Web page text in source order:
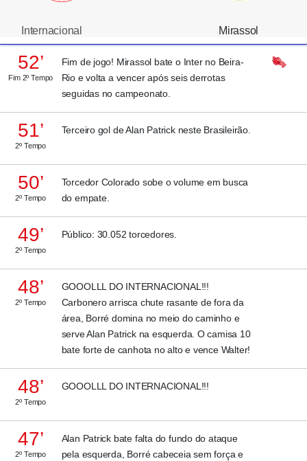
Internacional Mirassol
52’
Fim 2º Tempo
Fim de jogo! Mirassol bate o Inter no Beira-
Rio e volta a vencer após seis derrotas
seguidas no campeonato.
51’
2º Tempo
Terceiro gol de Alan Patrick neste Brasileirão.
50’
2º Tempo
Torcedor Colorado sobe o volume em busca
do empate.
49’
2º Tempo
Público: 30.052 torcedores.
48’
2º Tempo
GOOOLLL DO INTERNACIONAL!!!
Carbonero arrisca chute rasante de fora da
área, Borré domina no meio do caminho e
serve Alan Patrick na esquerda. O camisa 10
bate forte de canhota no alto e vence Walter!
48’
2º Tempo
GOOOLLL DO INTERNACIONAL!!!
47’
2º Tempo
Alan Patrick bate falta do fundo do ataque
pela esquerda, Borré cabeceia sem força e